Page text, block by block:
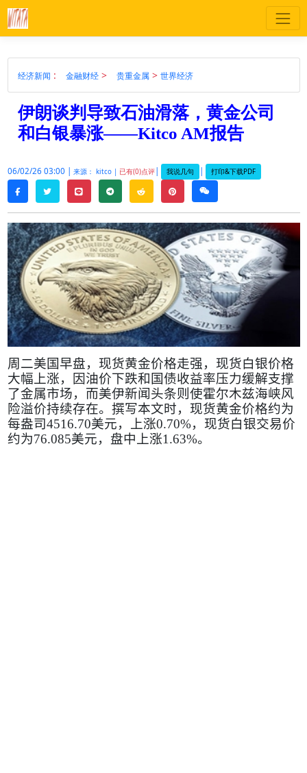
经济新闻 : 金融财经> 贵重金属 > 世界经济
伊朗谈判导致石油滑落，黄金公司
和白银暴涨——Kitco AM报告
06/02/26 03:00 | 来源： kitco | 已有(0)点评| 我说几句 | 打印&下载PDF
facebooktwitterline telegramreddit pinterestweixin
周二美国早盘，现货黄金价格走强，现货白银价格
大幅上涨，因油价下跌和国债收益率压力缓解支撑
了金属市场，而美伊新闻头条则使霍尔木兹海峡风
险溢价持续存在。撰写本文时，现货黄金价格约为
每盎司4516.70美元，上涨0.70%，现货白银交易价
约为76.085美元，盘中上涨1.63%。